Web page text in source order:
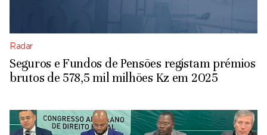
Radar
Seguros e Fundos de Pensões registam prémios
brutos de 578,5 mil milhões Kz em 2025